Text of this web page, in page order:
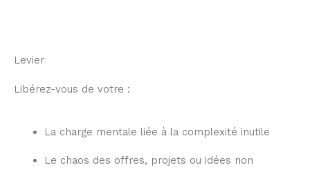
Levier
Libérez-vous de votre :
La charge mentale liée à la complexité inutile
Le chaos des offres, projets ou idées non